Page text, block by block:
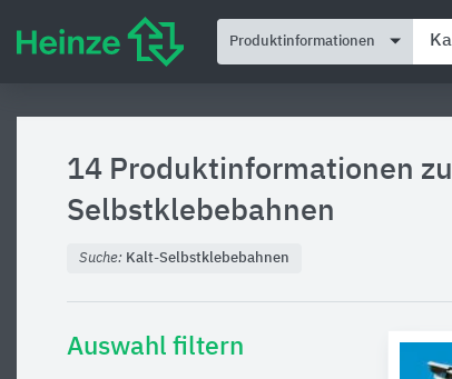
Produktinformationen
14 Produktinformationen zu
Selbstklebebahnen
Suche: Kalt-Selbstklebebahnen
Auswahl filtern